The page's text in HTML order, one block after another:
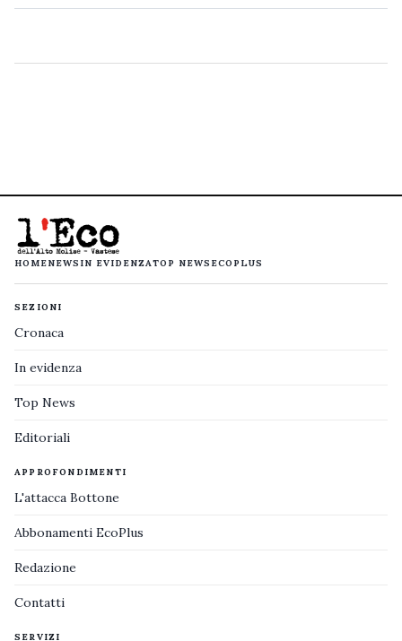
HOMENEWS IN EVIDENZATOP NEWS ECOPLUS
SEZIONI
Cronaca
In evidenza
Top News
Editoriali
APPROFONDIMENTI
L'attacca Bottone
Abbonamenti EcoPlus
Redazione
Contatti
SERVIZI